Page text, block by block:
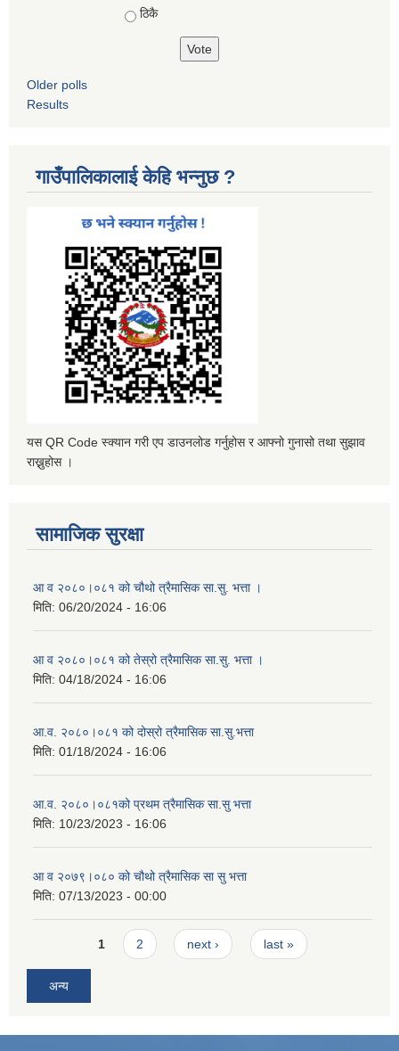
ठिकै
Older polls
Results
गाउँपालिकालाई केहि भन्नुछ ?
यस QR Code स्क्यान गरी एप डाउनलोड गर्नुहोस र आफ्नो गुनासो तथा सुझाव
राख्नुहोस ।
सामाजिक सुरक्षा
आ व २०८०।०८१ को चौथो त्रैमासिक सा.सु. भत्ता ।
मिति: 06/20/2024 - 16:06
आ व २०८०।०८१ को तेस्रो त्रैमासिक सा.सु. भत्ता ।
मिति: 04/18/2024 - 16:06
आ.व. २०८०।०८१ को दोस्रो त्रैमासिक सा.सु.भत्ता
मिति: 01/18/2024 - 16:06
आ.व. २०८०।०८१को प्रथम त्रैमासिक सा.सु भत्ता
मिति: 10/23/2023 - 16:06
आ व २०७९।०८० को चौथो त्रैमासिक सा सु भत्ता
मिति: 07/13/2023 - 00:00
Pages1 2 next › last »
अन्य